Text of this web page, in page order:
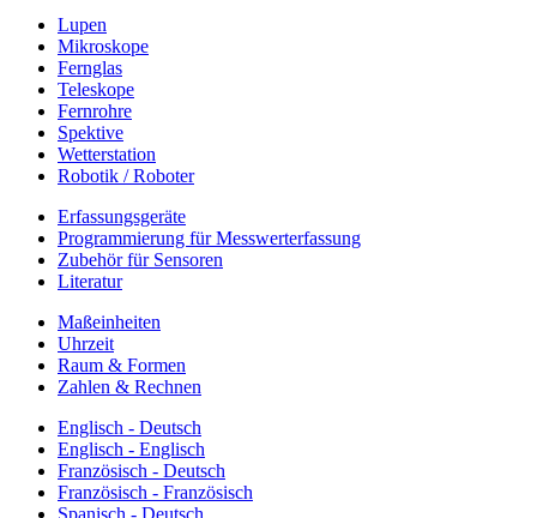
Lupen
Mikroskope
Fernglas
Teleskope
Fernrohre
Spektive
Wetterstation
Robotik / Roboter
Erfassungsgeräte
Programmierung für Messwerterfassung
Zubehör für Sensoren
Literatur
Maßeinheiten
Uhrzeit
Raum & Formen
Zahlen & Rechnen
Englisch - Deutsch
Englisch - Englisch
Französisch - Deutsch
Französisch - Französisch
Spanisch - Deutsch